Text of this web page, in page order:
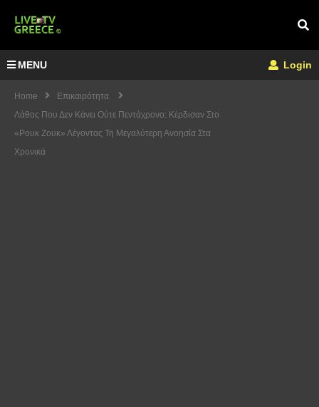
MENU Login
Home
Επικαιρότητα
Λάθος Που Δεν Κάνει Ούτε Πεντάχρονο: Κέρδισαν Στο
«Ρουκ Ζουκ» Λέγοντας Τη Μεγαλύτερη Ανοησία Στα
Χρονικά